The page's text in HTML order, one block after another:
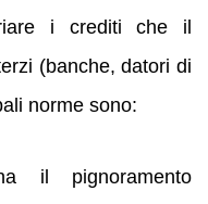
i crediti che il
(banche, datori di
norme sono:
il pignoramento